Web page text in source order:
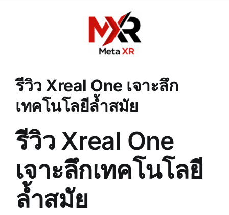
รีวิว Xreal One เจาะลึก
เทคโนโลยีล้ำสมัย
รีวิว Xreal One
เจาะลึกเทคโนโลยี
ล้ำสมัย